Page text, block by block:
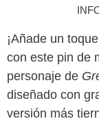
¡Añade un
con este pin de
personaje de
diseñado con
versión más